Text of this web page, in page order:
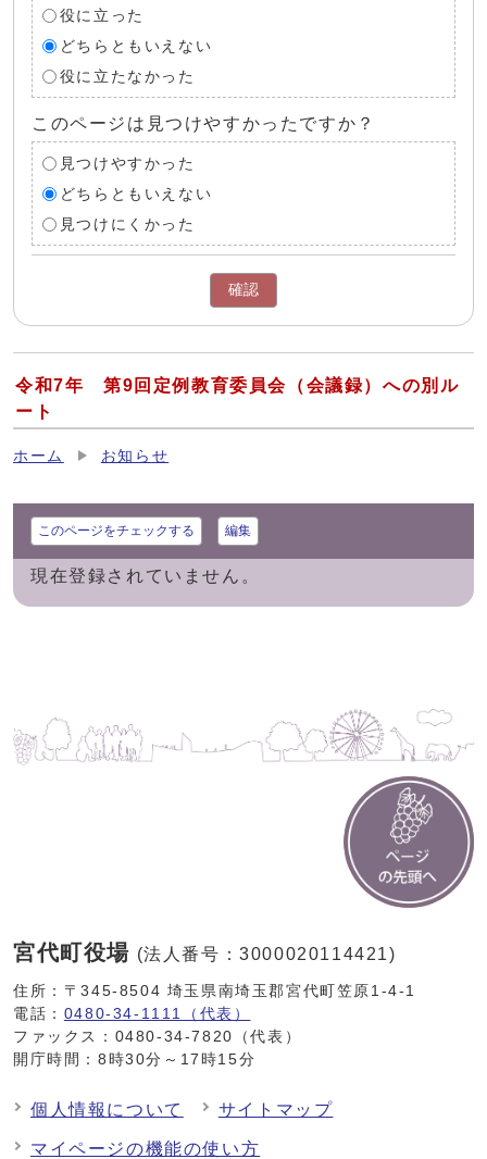
役に立った
どちらともいえない
役に立たなかった
このページは見つけやすかったですか？
見つけやすかった
どちらともいえない
見つけにくかった
確認
令和7年 第9回定例教育委員会（会議録）への別ル
ート
ホーム お知らせ
このページをチェックする 編集
現在登録されていません。
宮代町役場 (法人番号：3000020114421)
住所：〒345-8504 埼玉県南埼玉郡宮代町笠原1-4-1
電話： 0480-34-1111（代表）
ファックス：0480-34-7820（代表）
開庁時間：8時30分～17時15分
個人情報について サイトマップ
マイページの機能の使い方